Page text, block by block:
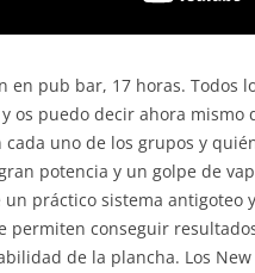
en pub bar, 17 horas. Todos
os puedo decir ahora mismo
cada uno de los grupos y
potencia y un golpe de
un práctico sistema antigoteo
permiten conseguir
de la plancha. Los New